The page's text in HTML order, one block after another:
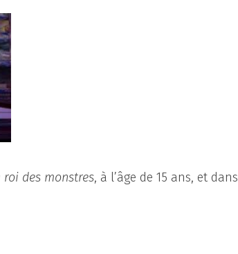
roi des monstres, à l’âge de 15 ans, et dans